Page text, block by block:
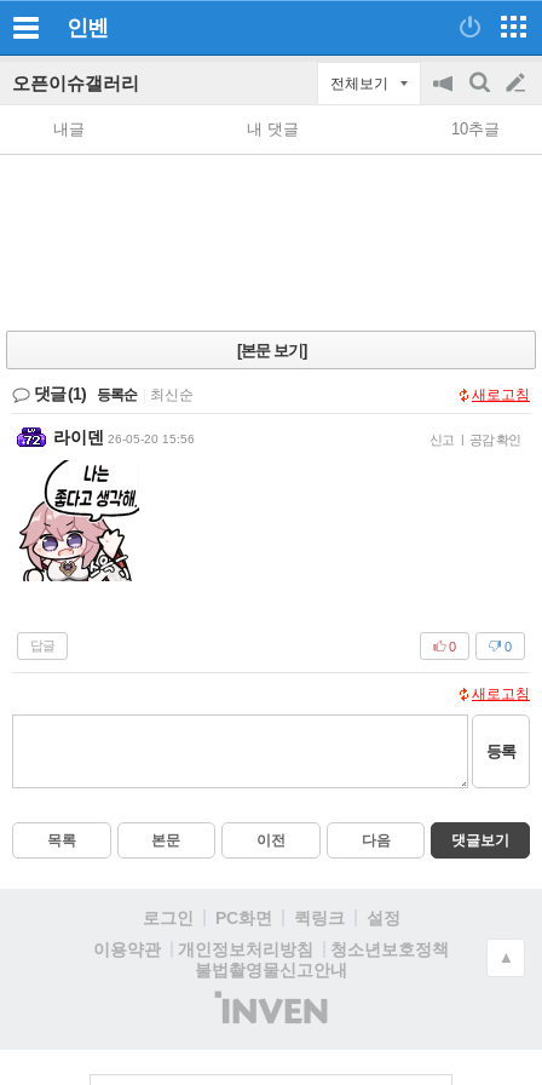
인벤
오픈이슈갤러리 전체보기
공
지
on/off
검
색
글
쓰
내글 내 댓글 10추글
[본문 보기]
댓글(1) 등록순 최신순 새로고침
라이덴 26-05-20 15:56 신고 | 공감 확인
답글 0
0
새로고침
등록
목록 본문 이전 다음 댓글보기
로그인 PC화면 퀵링크
설정
이용약관
개인정보처리방침
청소년보호정책
불법촬영물신고안내
(주)
인
▲